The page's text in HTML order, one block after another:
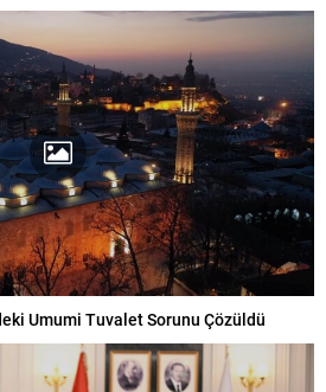
Umumi Tuvalet Sorunu Çözüldü